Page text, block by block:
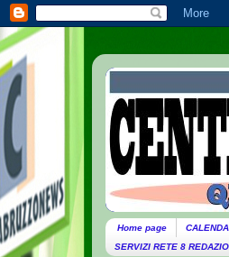
Home page
SERVIZI RETE 8